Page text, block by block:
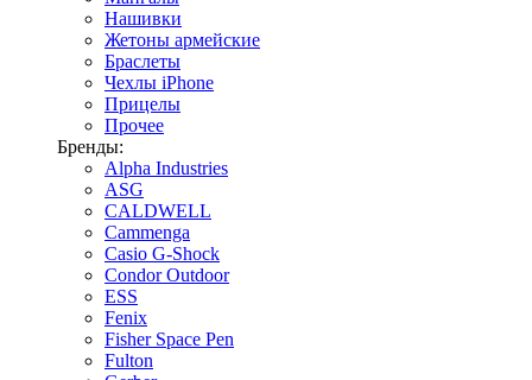
Нашивки
Жетоны армейские
Браслеты
Чехлы iPhone
Прицелы
Прочее
Бренды:
Alpha Industries
ASG
CALDWELL
Cammenga
Casio G-Shock
Condor Outdoor
ESS
Fenix
Fisher Space Pen
Fulton